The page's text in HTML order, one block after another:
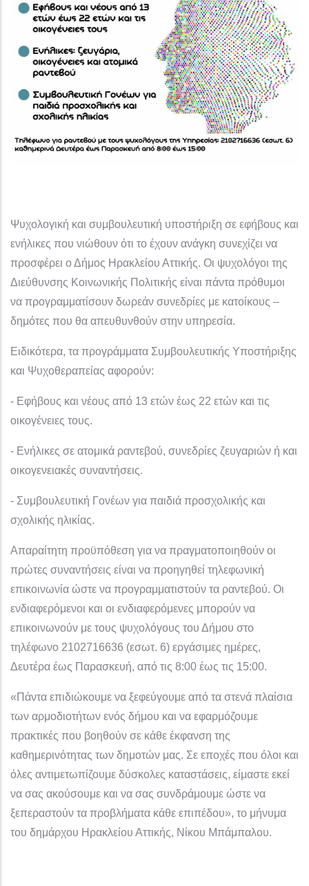
Ψυχολογική και συμβουλευτική υποστήριξη σε εφήβους και
ενήλικες που νιώθουν ότι το έχουν ανάγκη συνεχίζει να
προσφέρει ο Δήμος Ηρακλείου Αττικής. Οι ψυχολόγοι της
Διεύθυνσης Κοινωνικής Πολιτικής είναι πάντα πρόθυμοι
να προγραμματίσουν δωρεάν συνεδρίες με κατοίκους –
δημότες που θα απευθυνθούν στην υπηρεσία.
Ειδικότερα, τα προγράμματα Συμβουλευτικής Υποστήριξης
και Ψυχοθεραπείας αφορούν:
- Εφήβους και νέους από 13 ετών έως 22 ετών και τις
οικογένειες τους.
- Ενήλικες σε ατομικά ραντεβού, συνεδρίες ζευγαριών ή και
οικογενειακές συναντήσεις.
- Συμβουλευτική Γονέων για παιδιά προσχολικής και
σχολικής ηλικίας.
Απαραίτητη προϋπόθεση για να πραγματοποιηθούν οι
πρώτες συναντήσεις είναι να προηγηθεί τηλεφωνική
επικοινωνία ώστε να προγραμματιστούν τα ραντεβού. Οι
ενδιαφερόμενοι και οι ενδιαφερόμενες μπορούν να
επικοινωνούν με τους ψυχολόγους του Δήμου στο
τηλέφωνο 2102716636 (εσωτ. 6) εργάσιμες ημέρες,
Δευτέρα έως Παρασκευή, από τις 8:00 έως τις 15:00.
«Πάντα επιδιώκουμε να ξεφεύγουμε από τα στενά πλαίσια
των αρμοδιοτήτων ενός δήμου και να εφαρμόζουμε
πρακτικές που βοηθούν σε κάθε έκφανση της
καθημερινότητας των δημοτών μας. Σε εποχές που όλοι και
όλες αντιμετωπίζουμε δύσκολες καταστάσεις, είμαστε εκεί
να σας ακούσουμε και να σας συνδράμουμε ώστε να
ξεπεραστούν τα προβλήματα κάθε επιπέδου», το μήνυμα
του δημάρχου Ηρακλείου Αττικής, Νίκου Μπάμπαλου.